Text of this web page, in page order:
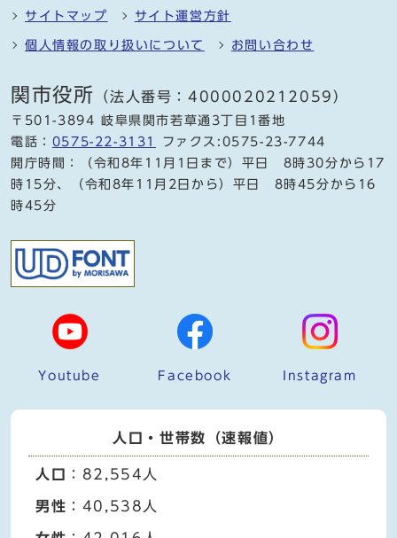
サイトマップ サイト運営方針
個人情報の取り扱いについて お問い合わせ
関市役所 （法人番号：4000020212059）
〒501-3894 岐阜県関市若草通3丁目1番地
電話： 0575-22-3131
ファクス:0575-23-7744
開庁時間：（令和8年11月1日まで）平日 8時30分から17
時15分、（令和8年11月2日から）平日 8時45分から16
時45分
Youtube Facebook Instagram
人口・世帯数（速報値）
人口 ：82,554人
男性 ：40,538人